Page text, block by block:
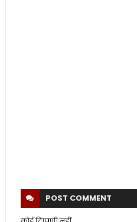
POST COMMENT